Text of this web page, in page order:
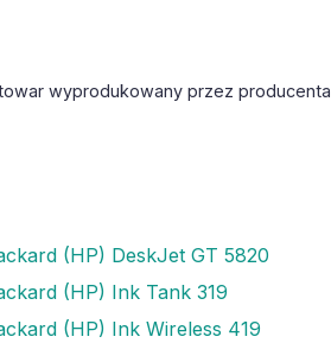
wyprodukowany przez producenta
(HP) DeskJet GT 5820
(HP) Ink Tank 319
(HP) Ink Wireless 419